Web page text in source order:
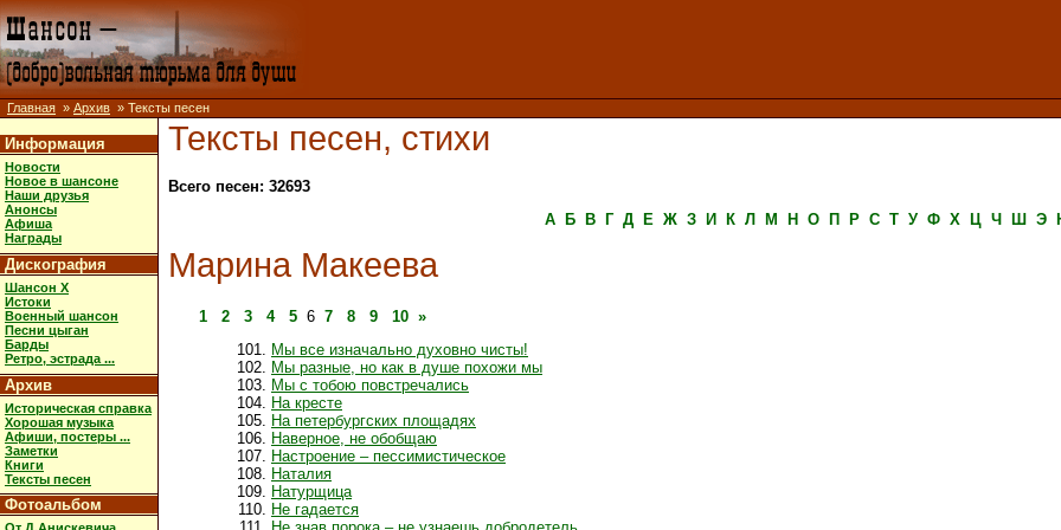
Главная » Архив » Тексты песен
Информация
Новости
Новое в шансоне
Наши друзья
Анонсы
Афиша
Награды
Дискография
Шансон X
Истоки
Военный шансон
Песни цыган
Барды
Ретро, эстрада ...
Архив
Историческая справка
Хорошая музыка
Афиши, постеры ...
Заметки
Книги
Тексты песен
Фотоальбом
Тексты песен, стихи
Всего песен: 32693
А
Б В Г Д Е Ж З И К Л М Н О П Р С Т У Ф Х Ц Ч Ш Э
Марина Макеева
1 2 3 4 5 6 7 8 9 10 »
Мы все изначально духовно чисты!
Мы разные, но как в душе похожи мы
Мы с тобою повстречались
На кресте
На петербургских площадях
Наверное, не обобщаю
Настроение – пессимистическое
Наталия
Натурщица
Не гадается